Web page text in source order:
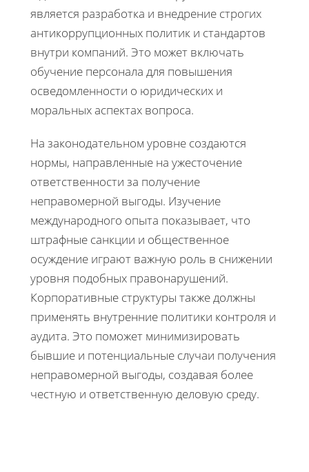
является разработка и внедрение строгих
антикоррупционных политик и стандартов
внутри компаний. Это может включать
обучение персонала для повышения
осведомленности о юридических и
моральных аспектах вопроса.
На законодательном уровне создаются
нормы, направленные на ужесточение
ответственности за получение
неправомерной выгоды. Изучение
международного опыта показывает, что
штрафные санкции и общественное
осуждение играют важную роль в снижении
уровня подобных правонарушений.
Корпоративные структуры также должны
применять внутренние политики контроля и
аудита. Это поможет минимизировать
бывшие и потенциальные случаи получения
неправомерной выгоды, создавая более
честную и ответственную деловую среду.